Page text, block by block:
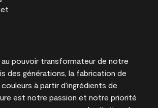
pouvoir transformateur de notre
des générations, la fabrication de
à partir d’ingrédients de
est notre passion et notre priorité